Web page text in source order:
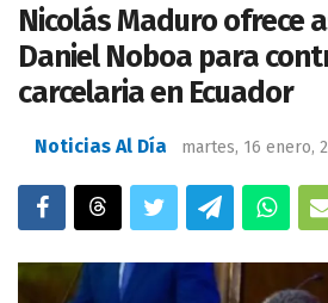
Nicolás Maduro ofrece
Daniel Noboa para
carcelaria en Ecuador
Noticias Al Día martes, 16 enero,